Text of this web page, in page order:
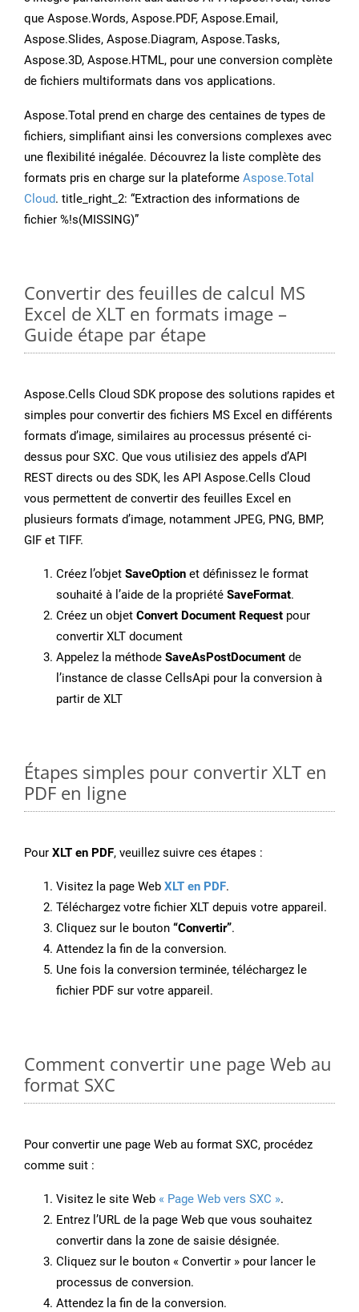
que Aspose.Words, Aspose.PDF, Aspose.Email,
Aspose.Slides, Aspose.Diagram, Aspose.Tasks,
Aspose.3D, Aspose.HTML, pour une conversion complète
de fichiers multiformats dans vos applications.
Aspose.Total prend en charge des centaines de types de
fichiers, simplifiant ainsi les conversions complexes avec
une flexibilité inégalée. Découvrez la liste complète des
formats pris en charge sur la plateforme Aspose.Total
Cloud. title_right_2: “Extraction des informations de
fichier %!s(MISSING)”
Convertir des feuilles de calcul MS
Excel de XLT en formats image –
Guide étape par étape
Aspose.Cells Cloud SDK propose des solutions rapides et
simples pour convertir des fichiers MS Excel en différents
formats d’image, similaires au processus présenté ci-
dessus pour SXC. Que vous utilisiez des appels d’API
REST directs ou des SDK, les API Aspose.Cells Cloud
vous permettent de convertir des feuilles Excel en
plusieurs formats d’image, notamment JPEG, PNG, BMP,
GIF et TIFF.
Créez l’objet SaveOption et définissez le format
souhaité à l’aide de la propriété SaveFormat.
Créez un objet Convert Document Request pour
convertir XLT document
Appelez la méthode SaveAsPostDocument de
l’instance de classe CellsApi pour la conversion à
partir de XLT
Étapes simples pour convertir XLT en
PDF en ligne
Pour XLT en PDF, veuillez suivre ces étapes :
Visitez la page Web XLT en PDF.
Téléchargez votre fichier XLT depuis votre appareil.
Cliquez sur le bouton “Convertir”.
Attendez la fin de la conversion.
Une fois la conversion terminée, téléchargez le
fichier PDF sur votre appareil.
Comment convertir une page Web au
format SXC
Pour convertir une page Web au format SXC, procédez
comme suit :
Visitez le site Web « Page Web vers SXC ».
Entrez l’URL de la page Web que vous souhaitez
convertir dans la zone de saisie désignée.
Cliquez sur le bouton « Convertir » pour lancer le
processus de conversion.
Attendez la fin de la conversion.